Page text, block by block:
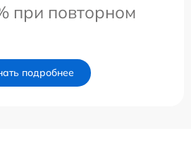
при повторном
подробнее